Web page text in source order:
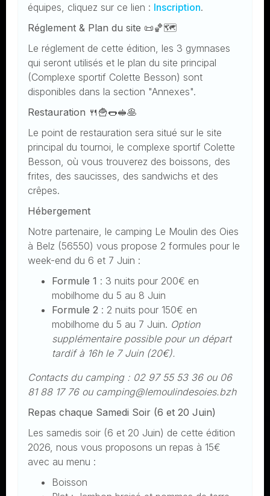
équipes, cliquez sur ce lien : Inscription.
Réglement & Plan du site 📜🏀🗺️
Le réglement de cette édition, les 3 gymnases
qui seront utilisés et le plan du site principal
(Complexe sportif Colette Besson) sont
disponibles dans la section "Annexes".
Restauration 🍴🍟🌭🥪🥞
Le point de restauration sera situé sur le site
principal du tournoi, le complexe sportif Colette
Besson, où vous trouverez des boissons, des
frites, des saucisses, des sandwichs et des
crêpes.
Hébergement
Notre partenaire, le camping Le Moulin des Oies
à Belz (56550) vous propose 2 formules pour le
week-end du 6 et 7 Juin :
Formule 1 : 3 nuits pour 200€ en
mobilhome du 5 au 8 Juin
Formule 2 : 2 nuits pour 150€ en
mobilhome du 5 au 7 Juin. Option
supplémentaire possible pour un départ
tardif à 16h le 7 Juin (20€).
Contacts du camping : 02 97 55 53 36 ou 06
81 88 17 76 ou camping@lemoulindesoies.bzh
Repas chaque Samedi Soir (6 et 20 Juin)
Les samedis soir (6 et 20 Juin) de cette édition
2026, nous vous proposons un repas à 15€
avec au menu :
Boisson